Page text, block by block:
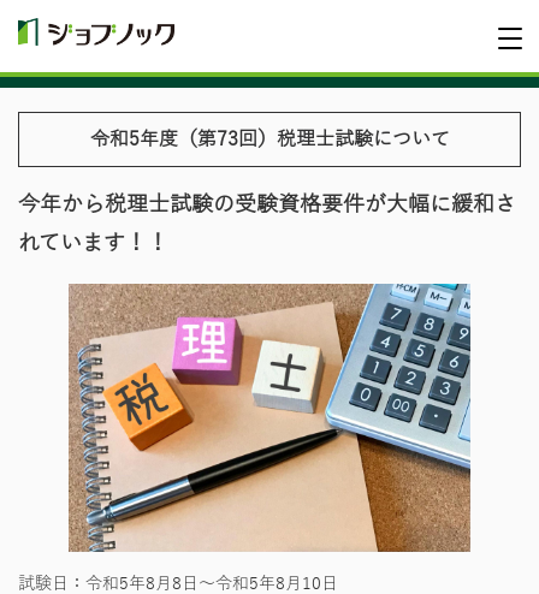
令和5年度（第73回）税理士試験について
今年から税理士試験の受験資格要件が大幅に緩和さ
れています！！
試験日：令和5年8月8日～令和5年8月10日